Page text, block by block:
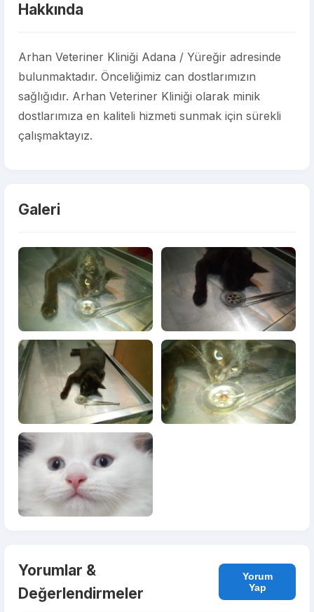
Hakkında
Arhan Veteriner Kliniği Adana / Yüreğir adresinde
bulunmaktadır. Önceliğimiz can dostlarımızın
sağlığıdır. Arhan Veteriner Kliniği olarak minik
dostlarımıza en kaliteli hizmeti sunmak için sürekli
çalışmaktayız.
Galeri
Yorumlar &
Değerlendirmeler
Yorum
Yap